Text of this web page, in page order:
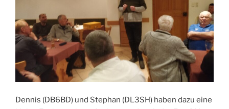
Dennis (DB6BD) und Stephan (DL3SH) haben dazu eine